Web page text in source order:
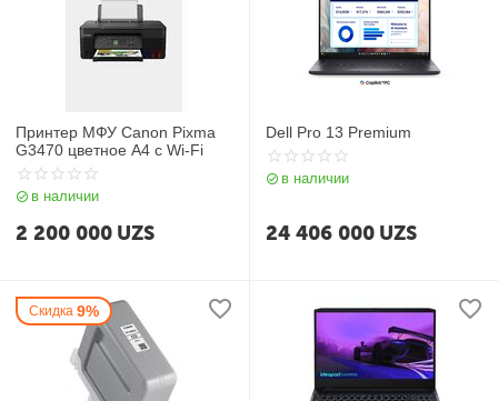
Принтер МФУ Canon Pixma
G3470 цветное А4 c Wi-Fi
в наличии
2 200 000 UZS
Dell Pro 13 Premium
в наличии
24 406 000 UZS
Скидка 9%